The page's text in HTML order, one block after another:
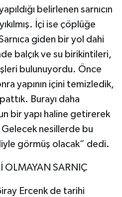
belirlenen sarnıcın
İçi ise çöplüğe
giden bir yol dahi
balçık ve su birikintileri,
bulunuyordu. Önce
yapının içini temizledik,
Burayı daha
bir yapı haline getirerek
Gelecek nesillerde bu
görmüş olacak” dedi.
OLMAYAN SARNIÇ
Ercenk de tarihi